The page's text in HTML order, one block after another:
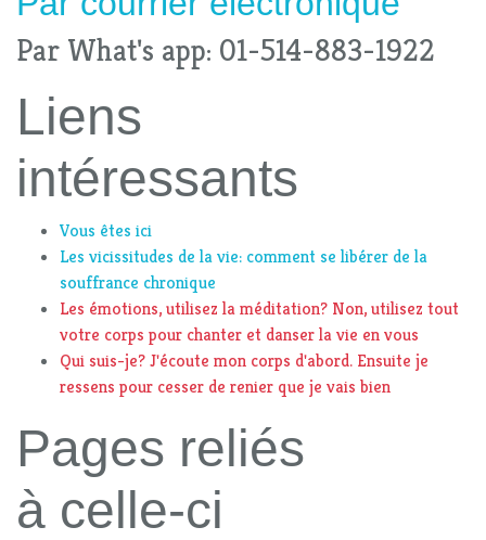
Par What's app: 01-514-883-1922
Liens
intéressants
Vous êtes ici
Les vicissitudes de la vie: comment se libérer de la
souffrance chronique
Les émotions, utilisez la méditation? Non, utilisez tout
votre corps pour chanter et danser la vie en vous
Qui suis-je? J'écoute mon corps d'abord. Ensuite je
ressens pour cesser de renier que je vais bien
Pages reliés
à celle-ci